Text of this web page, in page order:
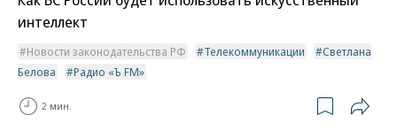
интеллект
Новости законодательства РФ Телекоммуникации
Светлана
Белова
Радио «Ъ FM»
2 мин.